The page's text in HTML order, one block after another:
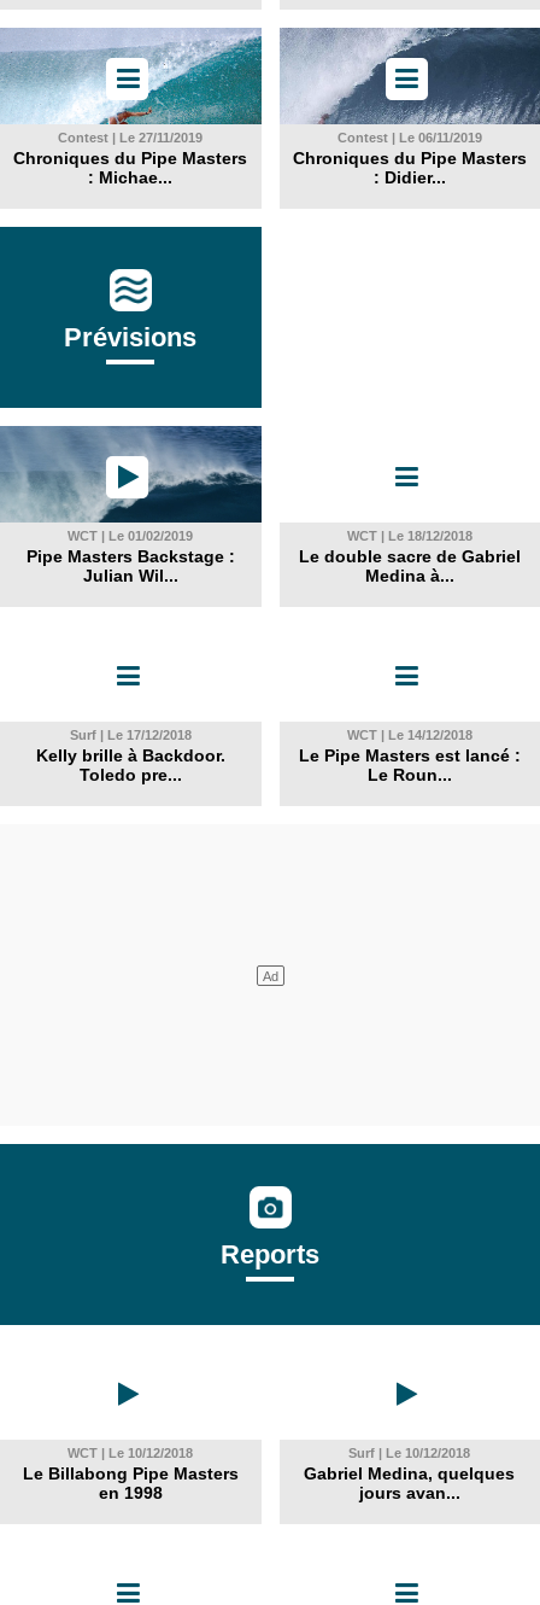
Contest | Le 27/11/2019
Chroniques du Pipe Masters
: Michae...
Contest | Le 06/11/2019
Chroniques du Pipe Masters
: Didier...
Prévisions
WCT | Le 01/02/2019
Pipe Masters Backstage :
Julian Wil...
WCT | Le 18/12/2018
Le double sacre de Gabriel
Medina à...
Surf | Le 17/12/2018
Kelly brille à Backdoor.
Toledo pre...
WCT | Le 14/12/2018
Le Pipe Masters est lancé :
Le Roun...
Reports
WCT | Le 10/12/2018
Le Billabong Pipe Masters
en 1998
Surf | Le 10/12/2018
Gabriel Medina, quelques
jours avan...